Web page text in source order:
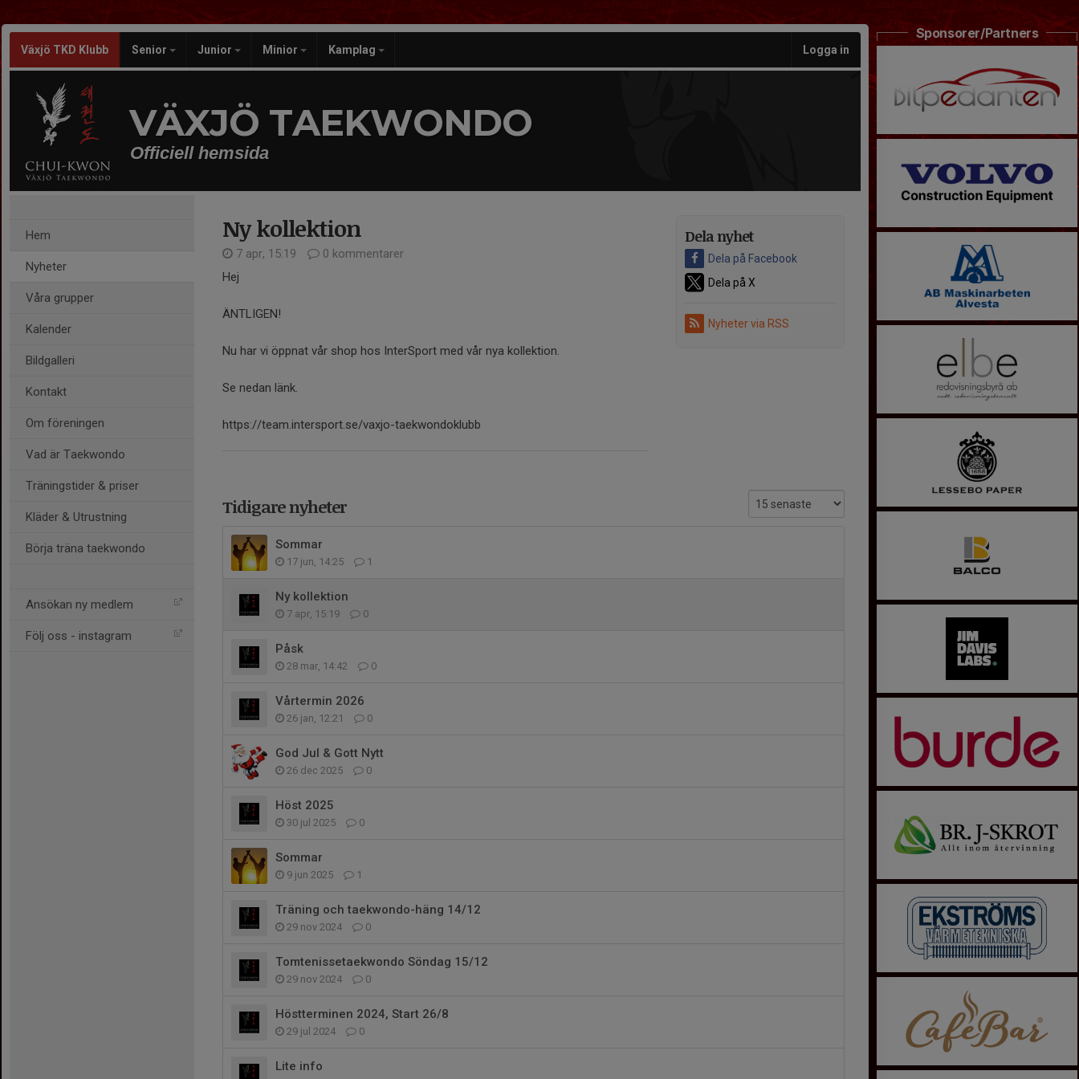
Växjö TKD Klubb Senior Junior Minior Kamplag Logga in
VÄXJÖ TAEKWONDO
Officiell hemsida
Hem
Nyheter
Våra grupper
Kalender
Bildgalleri
Kontakt
Om föreningen
Vad är Taekwondo
Träningstider & priser
Kläder & Utrustning
Börja träna taekwondo
Ansökan ny medlem
Följ oss - instagram
Dela nyhet
Dela på Facebook
Dela på X
Nyheter via RSS
Ny kollektion
7 apr, 15:19
0 kommentarer
Hej
ÄNTLIGEN!
Nu har vi öppnat vår shop hos InterSport med vår nya kollektion.
Se nedan länk.
https://team.intersport.se/vaxjo-taekwondoklubb
Tidigare nyheter
Sommar
17 jun, 14:25 1
Ny kollektion
7 apr, 15:19 0
Påsk
28 mar, 14:42 0
Vårtermin 2026
26 jan, 12:21 0
God Jul & Gott Nytt
26 dec 2025 0
Höst 2025
30 jul 2025 0
Sommar
9 jun 2025 1
Träning och taekwondo-häng 14/12
29 nov 2024 0
Tomtenissetaekwondo Söndag 15/12
29 nov 2024 0
Höstterminen 2024, Start 26/8
29 jul 2024 0
Lite info
Sponsorer/Partners